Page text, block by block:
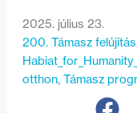
2025. július 23.
200. Támasz felújítás
otthon, Támasz